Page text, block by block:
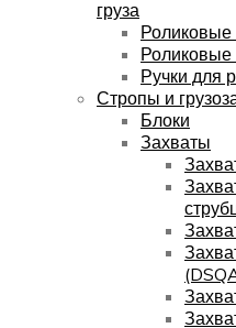
груза
Ручки для
Стропы и
Блоки
Захваты